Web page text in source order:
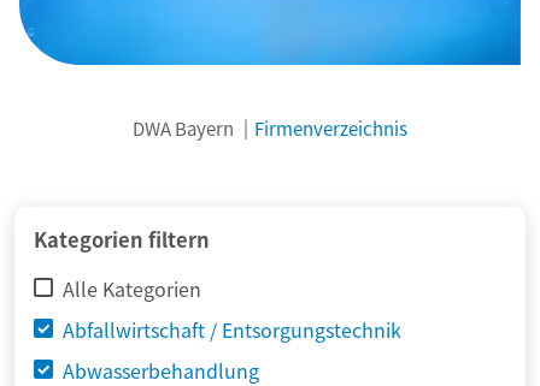
DWA Bayern Firmenverzeichnis
Kategorien filtern
Alle Kategorien
Abfallwirtschaft / Entsorgungstechnik
Abwasserbehandlung